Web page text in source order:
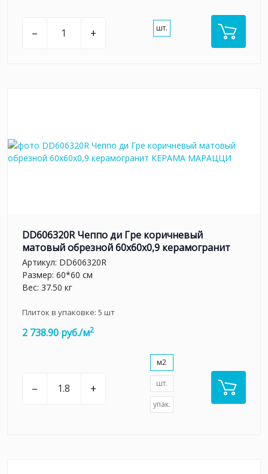
– + шт.
DD606320R Чеппо ди Гре коричневый
матовый обрезной 60x60x0,9 керамогранит
Артикул: DD606320R
Размер: 60*60 см
Вес: 37.50 кг
Плиток в упаковке: 5 шт
2 738.90 руб./м2
– +
м2
шт.
упак.